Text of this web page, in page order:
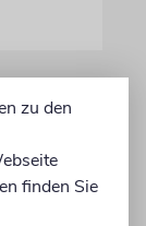
zu den
finden Sie